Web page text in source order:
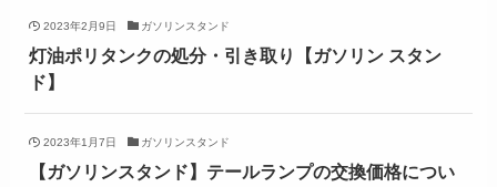
2023年2月9日 ガソリンスタンド
灯油ポリタンクの処分・引き取り【ガソリン スタン
ド】
2023年1月7日 ガソリンスタンド
【ガソリンスタンド】テールランプの交換価格につい